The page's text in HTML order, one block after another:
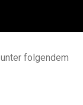
folgendem